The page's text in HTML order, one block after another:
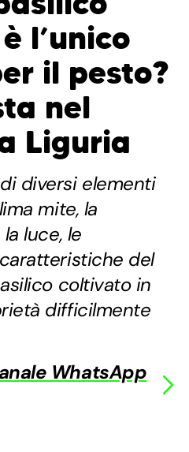
l’unico
il pesto?
nel
Liguria
diversi elementi
mite, la
luce, le
del
coltivato in
difficilmente
WhatsApp